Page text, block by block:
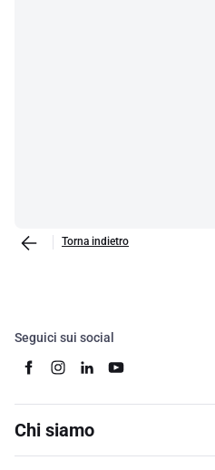
Torna indietro
Seguici sui social
Chi siamo